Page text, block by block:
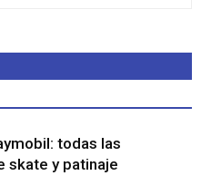
todas las
skate y patinaje